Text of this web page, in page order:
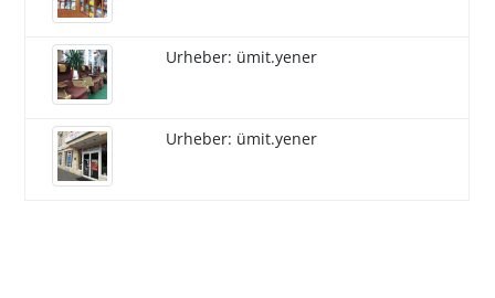
Urheber: ümit.yener
Urheber: ümit.yener